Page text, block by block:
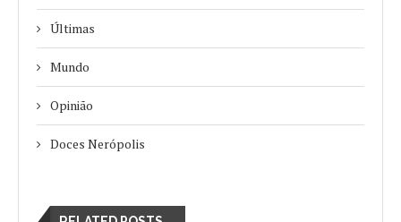
Últimas
Mundo
Opinião
Doces Nerópolis